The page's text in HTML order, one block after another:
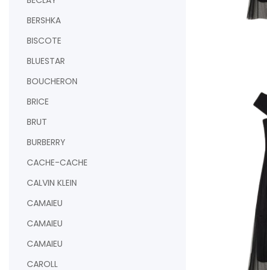
BERSHKA
BISCOTE
BLUESTAR
BOUCHERON
BRICE
BRUT
BURBERRY
CACHE-CACHE
CALVIN KLEIN
CAMAIEU
CAMAIEU
CAMAIEU
CAROLL